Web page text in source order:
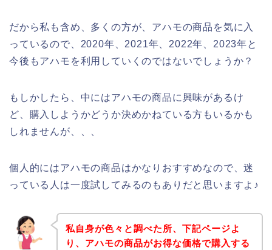
だから私も含め、多くの方が、アハモの商品を気に入
っているので、2020年、2021年、2022年、2023年と
今後もアハモを利用していくのではないでしょうか？
もしかしたら、中にはアハモの商品に興味があるけ
ど、購入しようかどうか決めかねている方もいるかも
しれませんが、、、
個人的にはアハモの商品はかなりおすすめなので、迷
っている人は一度試してみるのもありだと思いますよ♪
私自身が色々と調べた所、下記ページよ
り、アハモの商品がお得な価格で購入する